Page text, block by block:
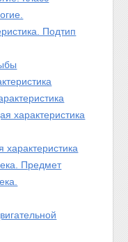
Подтип
характеристика
Предмет